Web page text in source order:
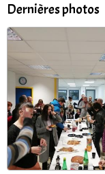
Dernières photos